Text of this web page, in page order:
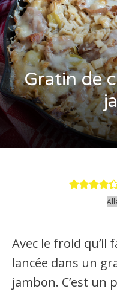
Gratin de
Avec le froid qu’il
lancée dans un
jambon. C’est un